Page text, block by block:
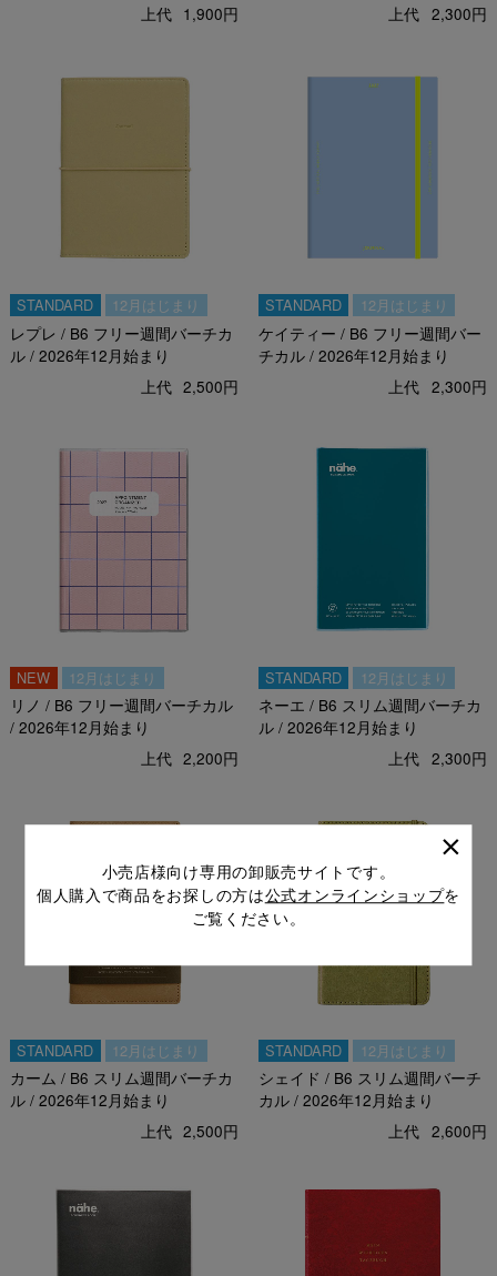
小売店様向け専用の卸販売サイトです。
個人購入で商品をお探しの方は公式オンラインショップを
ご覧ください。
上代 1,900円
上代 2,300円
STANDARD 12月はじまり
レプレ / B6 フリー週間バーチカ
ル / 2026年12月始まり
上代 2,500円
STANDARD 12月はじまり
ケイティー / B6 フリー週間バー
チカル / 2026年12月始まり
上代 2,300円
12月はじまり
リノ / B6 フリー週間バーチカル
/ 2026年12月始まり
上代 2,200円
STANDARD 12月はじまり
ネーエ / B6 スリム週間バーチカ
ル / 2026年12月始まり
上代 2,300円
STANDARD 12月はじまり
カーム / B6 スリム週間バーチカ
ル / 2026年12月始まり
上代 2,500円
STANDARD 12月はじまり
シェイド / B6 スリム週間バーチ
カル / 2026年12月始まり
上代 2,600円